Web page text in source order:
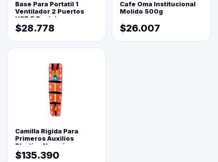
Base Para Portatil 1
Ventilador 2 Puertos
USB 5 Posiciones
$28.778
Cafe Oma Institucional
Molido 500g
$26.007
Camilla Rigida Para
Primeros Auxilios
Plastica Naranja
$135.390